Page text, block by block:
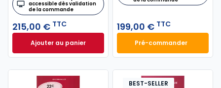
accessible dès validation
de la commande
215,00 € TTC
Ajouter au panierMémento Fiscal 2026 à 215,00 € TTC
199,00 € TTC
Pré-commander
Mémento
BEST-SELLER